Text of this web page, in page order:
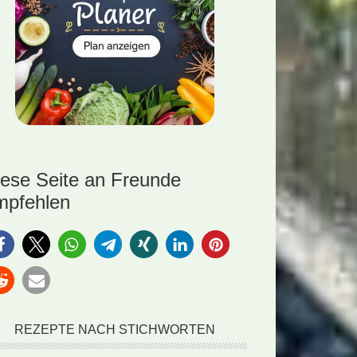
Seite an Freunde
REZEPTE NACH STICHWORTEN